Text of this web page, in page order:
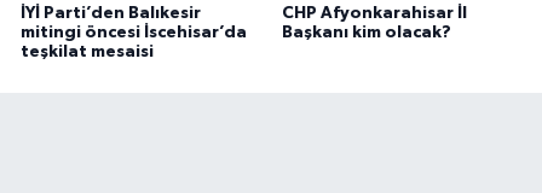
İYİ Parti’den Balıkesir
mitingi öncesi İscehisar’da
teşkilat mesaisi
CHP Afyonkarahisar İl
Başkanı kim olacak?